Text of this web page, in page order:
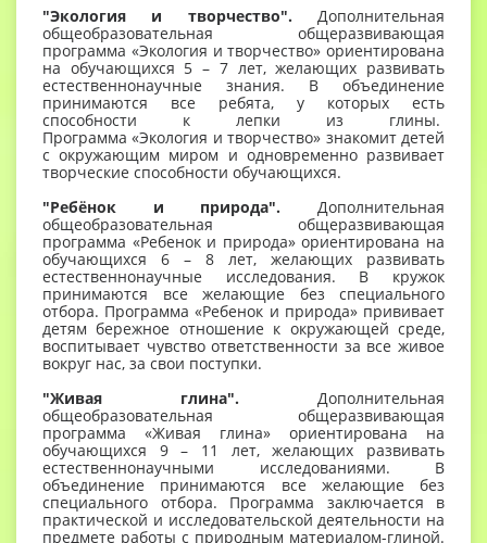
"Экология и творчество". Дополнительная
общеобразовательная общеразвивающая
программа «Экология и творчество» ориентирована
на обучающихся 5 – 7 лет, желающих развивать
естественнонаучные знания. В объединение
принимаются все ребята, у которых есть
способности к лепки из глины.
Программа «Экология и творчество» знакомит детей
с окружающим миром и одновременно развивает
творческие способности обучающихся.
"Ребёнок и природа". Дополнительная
общеобразовательная общеразвивающая
программа «Ребенок и природа» ориентирована на
обучающихся 6 – 8 лет, желающих развивать
естественнонаучные исследования. В кружок
принимаются все желающие без специального
отбора. Программа «Ребенок и природа» прививает
детям бережное отношение к окружающей среде,
воспитывает чувство ответственности за все живое
вокруг нас, за свои поступки.
"Живая глина". Дополнительная
общеобразовательная общеразвивающая
программа «Живая глина» ориентирована на
обучающихся 9 – 11 лет, желающих развивать
естественнонаучными исследованиями. В
объединение принимаются все желающие без
специального отбора. Программа заключается в
практической и исследовательской деятельности на
предмете работы с природным материалом-глиной.